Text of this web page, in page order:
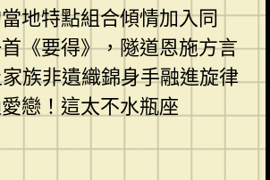
地特點組合傾情加入同
《要得》，隧道恩施方言
族非遺織錦身手融進旋律
戀！這太不水瓶座